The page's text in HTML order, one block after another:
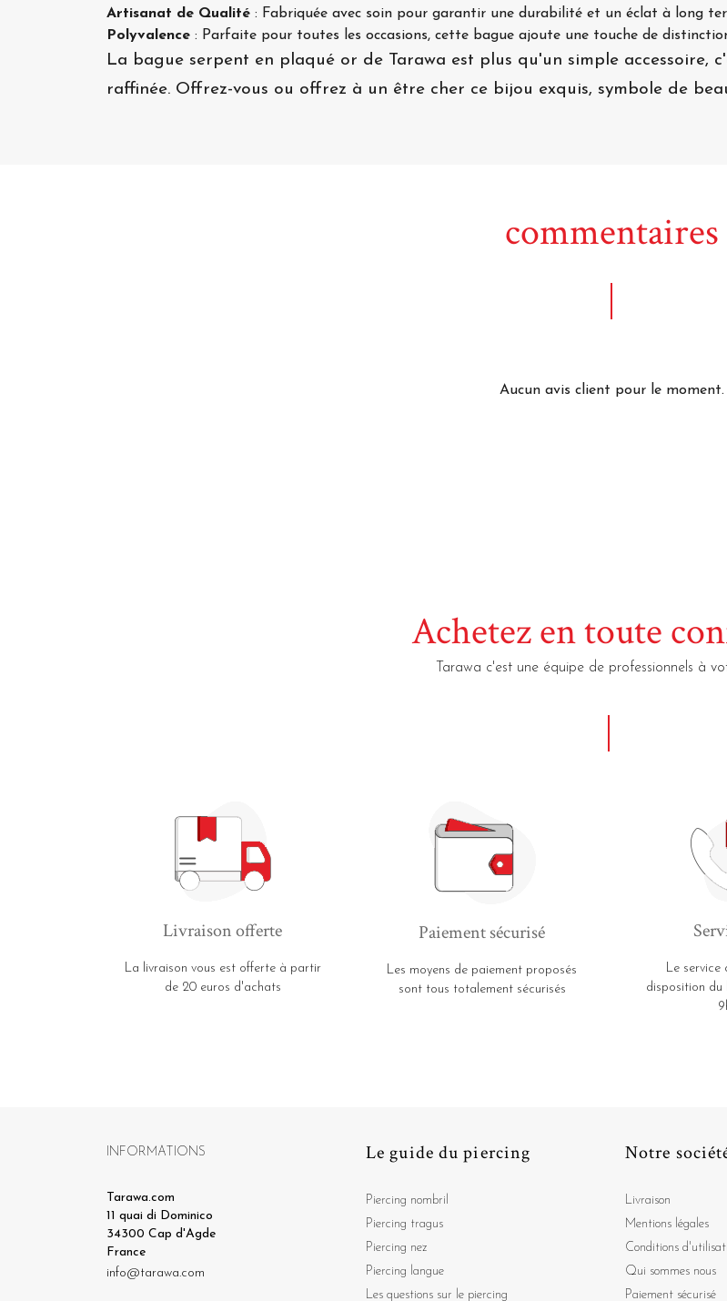
Artisanat de Qualité : Fabriquée avec soin pour garantir une durabilité et un éclat à long
Polyvalence : Parfaite pour toutes les occasions, cette bague ajoute une touche de
La bague serpent en plaqué or de Tarawa est plus qu'un simple accessoire,
raffinée. Offrez-vous ou offrez à un être cher ce bijou exquis, symbole de
commentaires
Aucun avis client pour le moment.
Achetez en toute
Tarawa c'est une équipe de professionnels à
Livraison offerte
La livraison vous est offerte à partir
de 20 euros d'achats
Paiement sécurisé
Les moyens de paiement proposés
sont tous totalement sécurisés
Le service
disposition du
INFORMATIONS
Tarawa.com
11 quai di Dominico
34300 Cap d'Agde
France
info@tarawa.com
Le guide du piercing
Piercing nombril
Piercing tragus
Piercing nez
Piercing langue
Les questions sur le piercing
Notre
Livraison
Mentions légales
Conditions
Qui sommes nous
Paiement sécurisé